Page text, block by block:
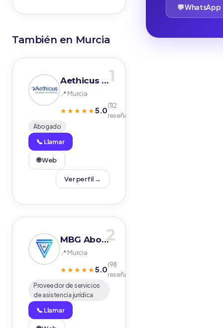
También en Murcia
1
Aethicus Abogados
📍 Murcia
★★★★★5.0(112
reseñas)
Abogado
📞 Llamar
🌐 Web
Ver perfil →
2
MBG Abogados
📍 Murcia
★★★★★5.0(98
reseñas)
Proveedor de servicios
de asistencia jurídica
📞 Llamar
💬 WhatsApp